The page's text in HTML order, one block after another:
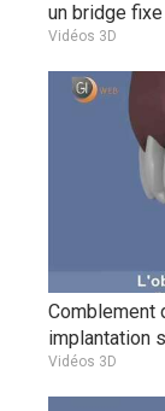
un bridge
Vidéos 3D
Comblement
implantation
Vidéos 3D